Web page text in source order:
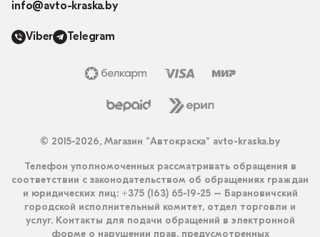
info@avto-kraska.by
Viber Telegram
© 2015-2026, Магазин “Автокраска” avto-kraska.by
Телефон уполномоченных рассматривать обращения в
соответствии с законодательством об обращениях граждан
и юридических лиц: +375 (163) 65-19-25 – Барановичский
городской исполнительный комитет, отдел торговли и
услуг. Контакты для подачи обращений в электронной
форме о нарушении прав, предусмотренных